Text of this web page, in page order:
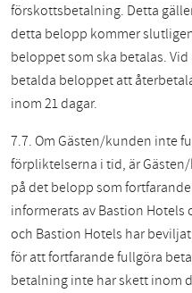
förskottsbetalning. Detta
detta belopp kommer
beloppet som ska betalas.
betalda beloppet att
inom 21 dagar.
7.7. Om Gästen/kunden inte
förpliktelserna i tid, är
på det belopp som
informerats av Bastion
och Bastion Hotels har
för att fortfarande fullgöra
betalning inte har skett inom